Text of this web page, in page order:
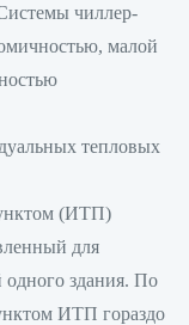
чиллер-
малой
тепловых
(ИТП)
для
одного здания. По
ИТП гораздо